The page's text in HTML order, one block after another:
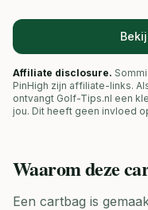
Affiliate disclosure.
PinHigh zijn affiliate-links.
ontvangt Golf-Tips.nl een
jou. Dit heeft geen invloed
Waarom deze
Een cartbag is